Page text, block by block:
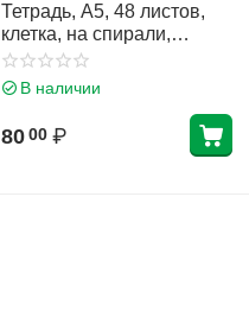
Тетрадь, А5, 48 листов,
клетка, на спирали,
ассорти 4 вида,
Питерские ассоциации,
Полином, 3460-48
В наличии
80 00 ₽